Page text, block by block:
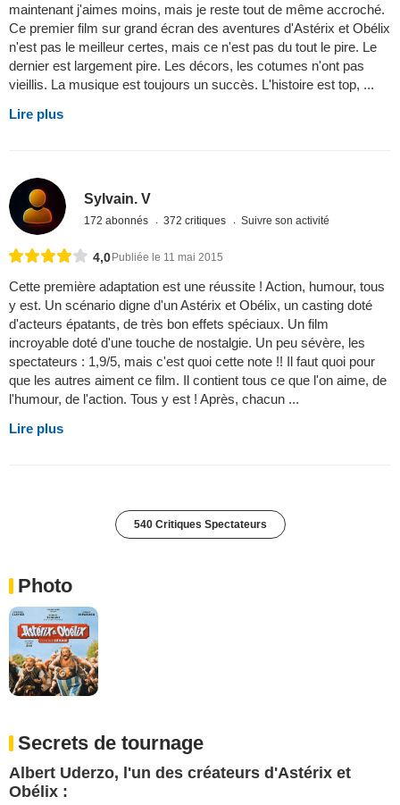
maintenant j'aimes moins, mais je reste tout de même accroché.
Ce premier film sur grand écran des aventures d'Astérix et Obélix
n'est pas le meilleur certes, mais ce n'est pas du tout le pire. Le
dernier est largement pire. Les décors, les cotumes n'ont pas
vieillis. La musique est toujours un succès. L'histoire est top, ...
Lire plus
Sylvain. V
172 abonnés 372 critiques Suivre son activité
4,0 Publiée le 11 mai 2015
Cette première adaptation est une réussite ! Action, humour, tous
y est. Un scénario digne d'un Astérix et Obélix, un casting doté
d'acteurs épatants, de très bon effets spéciaux. Un film
incroyable doté d'une touche de nostalgie. Un peu sévère, les
spectateurs : 1,9/5, mais c'est quoi cette note !! Il faut quoi pour
que les autres aiment ce film. Il contient tous ce que l'on aime, de
l'humour, de l'action. Tous y est ! Après, chacun ...
Lire plus
540 Critiques Spectateurs
Photo
Secrets de tournage
Albert Uderzo, l'un des créateurs d'Astérix et
Obélix :